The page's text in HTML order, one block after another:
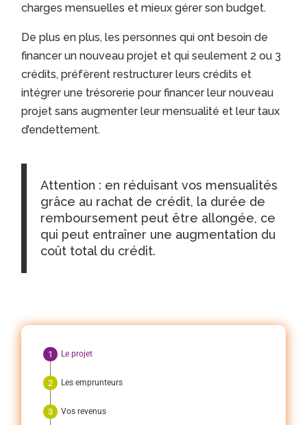
charges mensuelles et mieux gérer son budget.
De plus en plus, les personnes qui ont besoin de
financer un nouveau projet et qui seulement 2 ou 3
crédits, préfèrent restructurer leurs crédits et
intégrer une trésorerie pour financer leur nouveau
projet sans augmenter leur mensualité et leur taux
d’endettement.
Attention : en réduisant vos mensualités
grâce au rachat de crédit, la durée de
remboursement peut être allongée, ce
qui peut entraîner une augmentation du
coût total du crédit.
Le projet
Les emprunteurs
Vos revenus